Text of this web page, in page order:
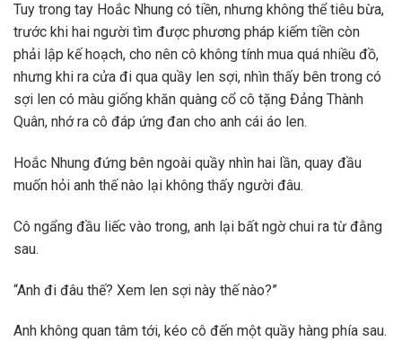
Tuy trong tay Hoắc Nhung có tiền, nhưng không thể tiêu bừa,
trước khi hai người tìm được phương pháp kiếm tiền còn
phải lập kế hoạch, cho nên cô không tính mua quá nhiều đồ,
nhưng khi ra cửa đi qua quầy len sợi, nhìn thấy bên trong có
sợi len có màu giống khăn quàng cổ cô tặng Đảng Thành
Quân, nhớ ra cô đáp ứng đan cho anh cái áo len.
Hoắc Nhung đứng bên ngoài quầy nhìn hai lần, quay đầu
muốn hỏi anh thế nào lại không thấy người đâu.
Cô ngẩng đầu liếc vào trong, anh lại bất ngờ chui ra từ đằng
sau.
“Anh đi đâu thế? Xem len sợi này thế nào?”
Anh không quan tâm tới, kéo cô đến một quầy hàng phía sau.